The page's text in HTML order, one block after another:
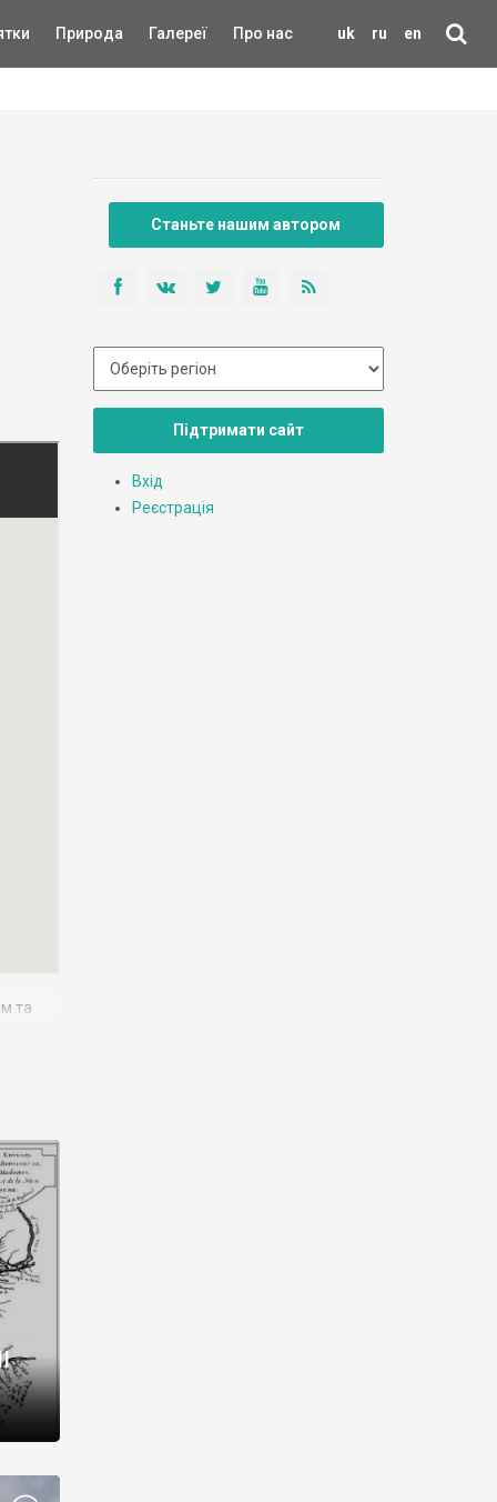
uk ru en
Природа Галереї Про нас
та
Станьте нашим автором
Підтримати сайт
Вхід
Реєстрація